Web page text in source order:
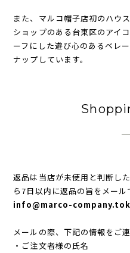
また、マルコ帽子店初のハウ
ショップのある台東区のアイ
ーフにした遊び心のあるベレ
ナップしています。
返品は当店が未使用と判断し
ら7日以内に返品の旨をメール
info@marco-
メールの際、下記の情報をご連
・ご注文者様の氏名